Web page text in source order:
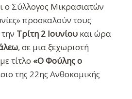
ο Σύλλογος Μικρασιατών
προσκαλούν τους
Τρίτη 2 Ιουνίου και ώρα
, σε μια ξεχωριστή
τίτλο «Ο Φούλης ο
της 22ης Ανθοκομικής